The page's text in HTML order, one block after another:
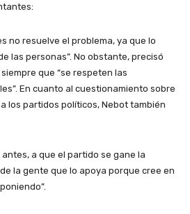
no resuelve el problema, ya que lo
las personas”. No obstante, precisó
que “se respeten las
En cuanto al cuestionamiento sobre
los partidos políticos, Nebot también
a que el partido se gane la
la gente que lo apoya porque cree en